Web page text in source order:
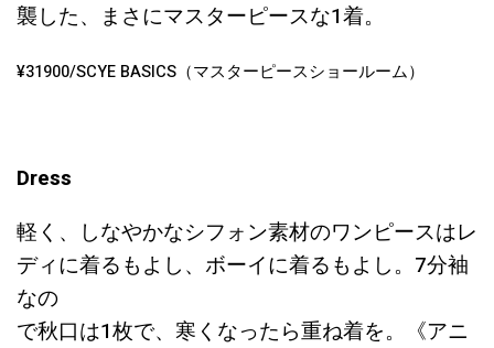
襲した、まさにマスターピースな1着。
¥31900/SCYE BASICS（マスターピースショールーム）
Dress
軽く、しなやかなシフォン素材のワンピースはレ
ディに着るもよし、ボーイに着るもよし。7分袖
なの
で秋口は1枚で、寒くなったら重ね着を。《アニ